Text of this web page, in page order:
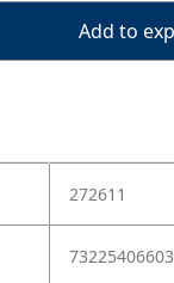
Add to
272611